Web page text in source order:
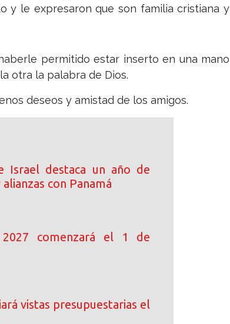
y le expresaron que son familia cristiana y
permitido estar inserto en una mano
otra la palabra de Dios.
deseos y amistad de los amigos.
Israel destaca un año de
con Panamá
comenzará el 1 de
vistas presupuestarias el